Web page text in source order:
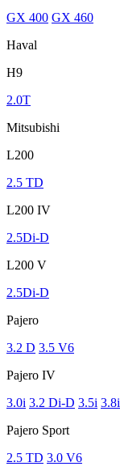
GX 400 GX 460
Haval
H9
2.0T
Mitsubishi
L200
2.5 TD
L200 IV
2.5Di-D
L200 V
2.5Di-D
Pajero
3.2 D 3.5 V6
Pajero IV
3.0i 3.2 Di-D 3.5i 3.8i
Pajero Sport
2.5 TD 3.0 V6